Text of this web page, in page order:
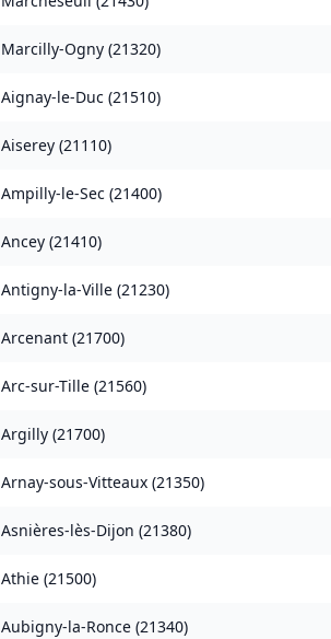
Marcilly-Ogny (21320)
Aignay-le-Duc (21510)
Aiserey (21110)
Ampilly-le-Sec (21400)
Ancey (21410)
Antigny-la-Ville (21230)
Arcenant (21700)
Arc-sur-Tille (21560)
Argilly (21700)
Arnay-sous-Vitteaux (21350)
Asnières-lès-Dijon (21380)
Athie (21500)
Aubigny-la-Ronce (21340)